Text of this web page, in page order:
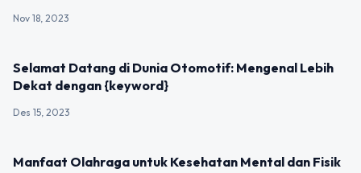
Nov 18, 2023
Selamat Datang di Dunia Otomotif: Mengenal Lebih
Dekat dengan {keyword}
Des 15, 2023
Manfaat Olahraga untuk Kesehatan Mental dan Fisik